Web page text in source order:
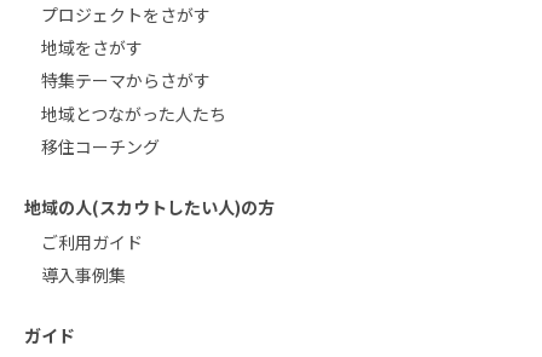
プロジェクトをさがす
地域をさがす
特集テーマからさがす
地域とつながった人たち
移住コーチング
地域の人(スカウトしたい人)の方
ご利用ガイド
導入事例集
ガイド